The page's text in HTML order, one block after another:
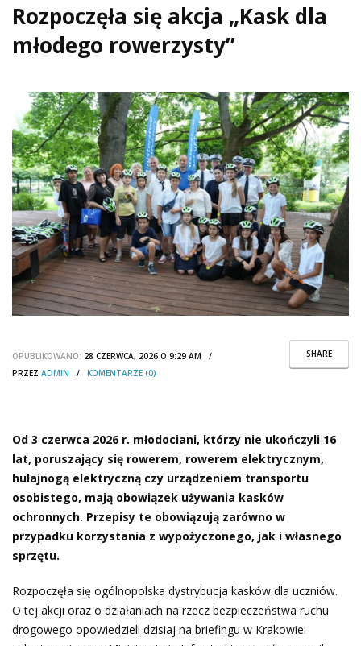
Rozpoczęła się akcja „Kask dla
młodego rowerzysty”
SHARE
OPUBLIKOWANO: 28 CZERWCA, 2026 O 9:29 AM /
PRZEZ ADMIN / KOMENTARZE (0)
Od 3 czerwca 2026 r. młodociani, którzy nie ukończyli 16
lat, poruszający się rowerem, rowerem elektrycznym,
hulajnogą elektryczną czy urządzeniem transportu
osobistego, mają obowiązek używania kasków
ochronnych. Przepisy te obowiązują zarówno w
przypadku korzystania z wypożyczonego, jak i własnego
sprzętu.
Rozpoczęła się ogólnopolska dystrybucja kasków dla uczniów.
O tej akcji oraz o działaniach na rzecz bezpieczeństwa ruchu
drogowego opowiedzieli dzisiaj na briefingu w Krakowie: